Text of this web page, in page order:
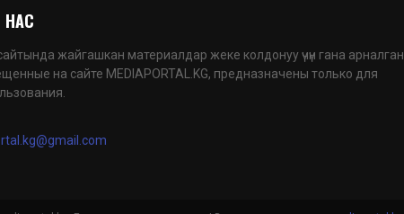
НАС
жайгашкан материалдар жеке колдонуу үчүн гана арналган.
на сайте MEDIAPORTAL.KG, предназначены только для